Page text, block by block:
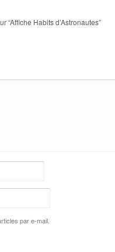
“Affiche Habits d’Astronautes”
par e-mail.